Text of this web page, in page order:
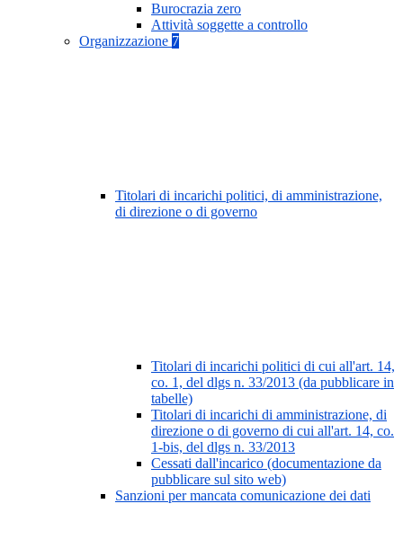
Burocrazia zero
Attività soggette a controllo
Organizzazione 7
Titolari di incarichi politici, di amministrazione,
di direzione o di governo
Titolari di incarichi politici di cui all'art. 14,
co. 1, del dlgs n. 33/2013 (da pubblicare in
tabelle)
Titolari di incarichi di amministrazione, di
direzione o di governo di cui all'art. 14, co.
1-bis, del dlgs n. 33/2013
Cessati dall'incarico (documentazione da
pubblicare sul sito web)
Sanzioni per mancata comunicazione dei dati